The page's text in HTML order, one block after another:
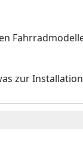
zur